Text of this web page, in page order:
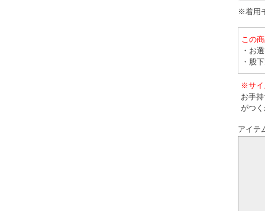
※着用
この
・お
・股
※サイ
お手
がつ
アイテ